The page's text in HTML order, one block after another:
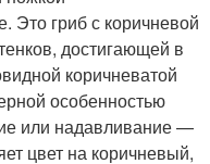
Это гриб с коричневой
достигающей в
коричневатой
особенностью
или надавливание —
цвет на коричневый,